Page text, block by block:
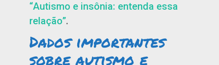
“Autismo e insônia: entenda essa
relação”.
Dados importantes
sobre autismo e